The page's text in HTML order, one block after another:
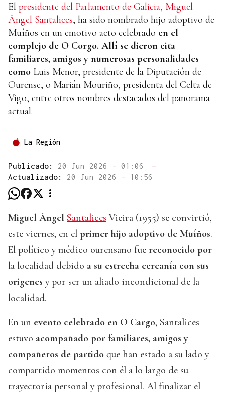
El presidente del Parlamento de Galicia, Miguel
Ángel Santalices, ha sido nombrado hijo adoptivo de
Muíños en un emotivo acto celebrado en el
complejo de O Corgo. Allí se dieron cita
familiares, amigos y numerosas personalidades
como Luis Menor, presidente de la Diputación de
Ourense, o Marián Mouriño, presidenta del Celta de
Vigo, entre otros nombres destacados del panorama
actual.
La Región
Publicado: 20 Jun 2026 - 01:06
—
Actualizado: 20 Jun 2026 - 10:56
Miguel Ángel Santalices Vieira (1955) se convirtió,
este viernes, en el primer hijo adoptivo de Muíños.
El político y médico ourensano fue reconocido por
la localidad debido a su estrecha cercanía con sus
origenes y por ser un aliado incondicional de la
localidad.
En un evento celebrado en O Cargo, Santalices
estuvo acompañado por familiares, amigos y
compañeros de partido que han estado a su lado y
compartido momentos con él a lo largo de su
trayectoria personal y profesional. Al finalizar el